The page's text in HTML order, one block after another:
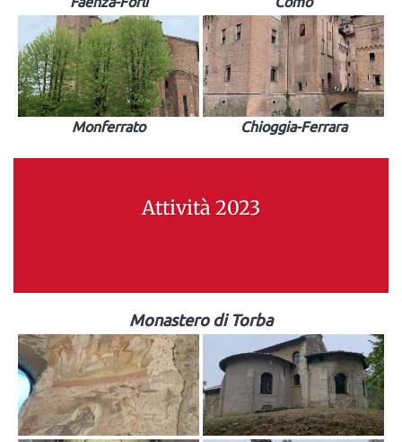
Monferrato Chioggia-Ferrara
Attività 2023
Monastero di Torba